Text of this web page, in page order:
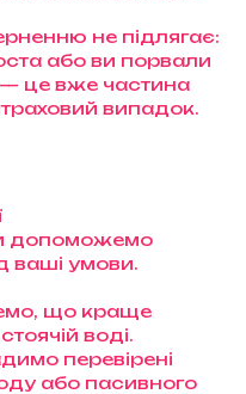
не підлягає:
або ви порвали
— це вже частина
випадок.
допоможемо
ваші умови.
що краще
воді.
перевірені
або пасивного